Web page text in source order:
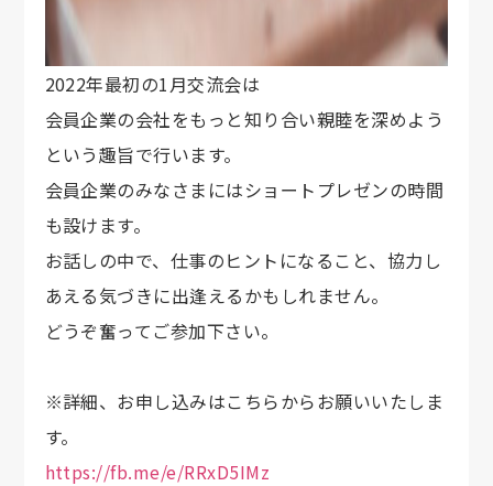
2022年最初の1月交流会は
会員企業の会社をもっと知り合い親睦を深めよう
という趣旨で行います。
会員企業のみなさまにはショートプレゼンの時間
も設けます。
お話しの中で、仕事のヒントになること、協力し
あえる気づきに出逢えるかもしれません。
どうぞ奮ってご参加下さい。
※詳細、お申し込みはこちらからお願いいたしま
す。
https://fb.me/e/RRxD5IMz